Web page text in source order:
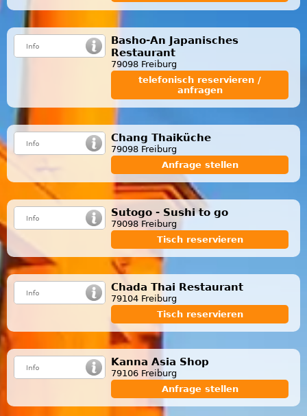
Basho-An Japanisches
Restaurant
79098 Freiburg
telefonisch reservieren /
anfragen
Chang Thaiküche
79098 Freiburg
Anfrage stellen
Sutogo - Sushi to go
79098 Freiburg
Tisch reservieren
Chada Thai Restaurant
79104 Freiburg
Tisch reservieren
Kanna Asia Shop
79106 Freiburg
Anfrage stellen